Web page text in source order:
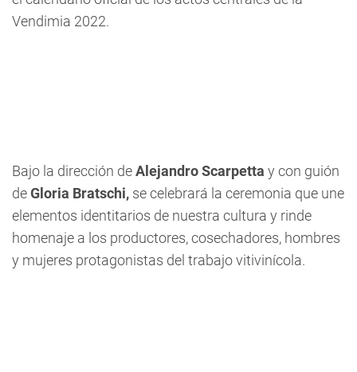
Vendimia 2022.
Bajo la dirección deAlejandro Scarpetta y con guión
deGloria Bratschi, se celebrará la ceremonia que une
elementos identitarios de nuestra cultura y rinde
homenaje a los productores, cosechadores, hombres
y mujeres protagonistas del trabajo vitivinícola.